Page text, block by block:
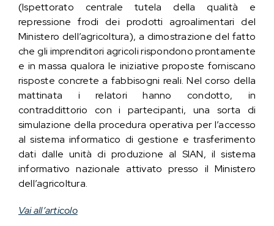
(Ispettorato centrale tutela della qualità e
repressione frodi dei prodotti agroalimentari del
Ministero dell’agricoltura), a dimostrazione del fatto
che gli imprenditori agricoli rispondono prontamente
e in massa qualora le iniziative proposte forniscano
risposte concrete a fabbisogni reali. Nel corso della
mattinata i relatori hanno condotto, in
contraddittorio con i partecipanti, una sorta di
simulazione della procedura operativa per l’accesso
al sistema informatico di gestione e trasferimento
dati dalle unità di produzione al SIAN, il sistema
informativo nazionale attivato presso il Ministero
dell’agricoltura.
Vai all’articolo